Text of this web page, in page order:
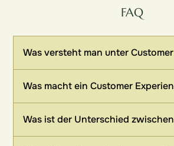
FAQ
Was versteht man unter
Was macht ein Customer
Was ist der Unterschied